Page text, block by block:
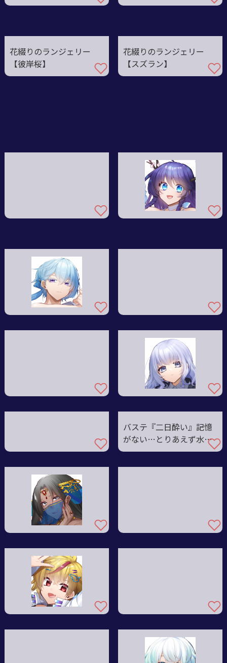
花綴りのランジェリー
【彼岸桜】
花綴りのランジェリー
【スズラン】
バステ『二日酔い』記憶
がない…とりあえず水…